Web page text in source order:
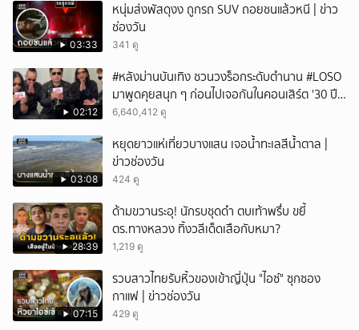
03:33
หนุ่มส่งพัสดุงง ถูกรถ SUV ถอยชนแล้วหนี | ข่าว
ช่องวัน
341 ดู
02:12
#หลังม่านบันเทิง ชวนวงร็อกระดับตำนาน #LOSO
มาพูดคุยสนุก ๆ ก่อนไปเจอกันในคอนเสิร์ต '30 ปี
LOSO นานเท่าไรก็รอ'
6,640,412 ดู
03:08
หยุดยาวแห่เที่ยวบางแสน เจอน้ำทะเลสีน้ำตาล |
ข่าวช่องวัน
424 ดู
28:39
ด้ามขวานระอุ! นักรบชุดดำ ตบเท้าพรึ่บ ขยี้
ตร.ทางหลวง ทิ้งวลีเด็ดเสือกับหมา?
1,219 ดู
07:15
รวบสาวไทยรับหิ้วของเข้าญี่ปุ่น "ไอซ์" ซุกซอง
กาแฟ | ข่าวช่องวัน
429 ดู